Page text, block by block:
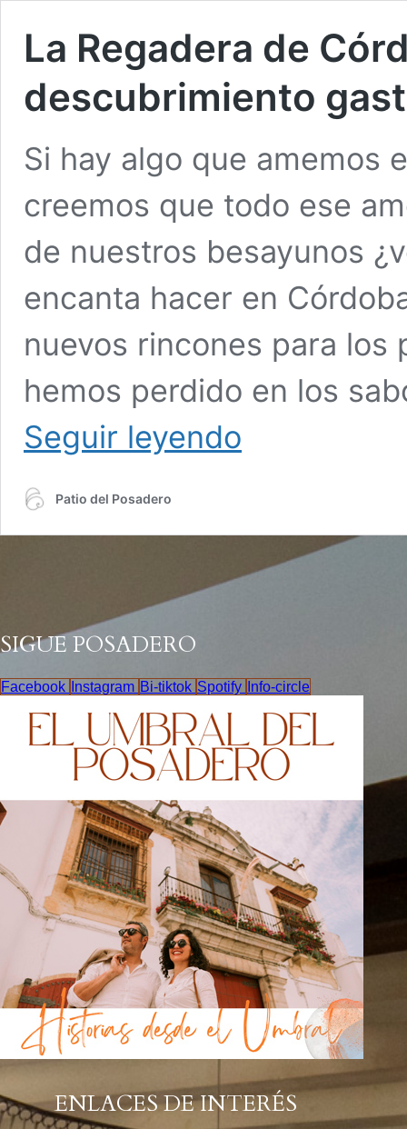
La Regadera de
descubrimiento
Si hay algo que amemos
creemos que todo ese
de nuestros besayunos
encanta hacer en
nuevos rincones para los
hemos perdido en los
Seguir leyendo
descubrimiento
gastronómico
(-:
Patio del Posadero
SIGUE POSADERO
Facebook Instagram Bi-tiktok Spotify Info-circle
ENLACES DE INTERÉS